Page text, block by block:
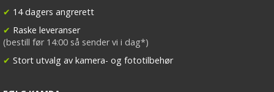
✔ 14 dagers angrerett
✔ Raske leveranser
(bestill før 14:00 så sender vi i dag*)
✔ Stort utvalg av kamera- og fototilbehør